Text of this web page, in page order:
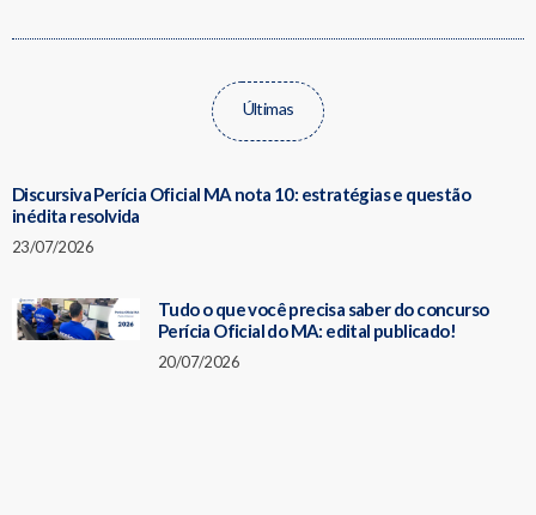
Últimas
Discursiva Perícia Oficial MA nota 10: estratégias e questão
inédita resolvida
23/07/2026
Tudo o que você precisa saber do concurso
Perícia Oficial do MA: edital publicado!
20/07/2026